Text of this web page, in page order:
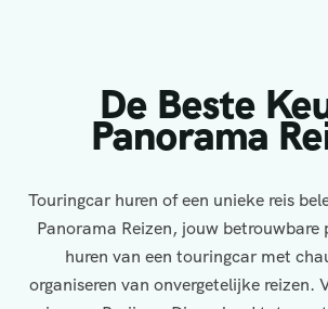
De Beste
Panorama
Touringcar huren of een unieke reis
Panorama Reizen, jouw
huren van een touringcar met
organiseren van onvergetelijke reizen.